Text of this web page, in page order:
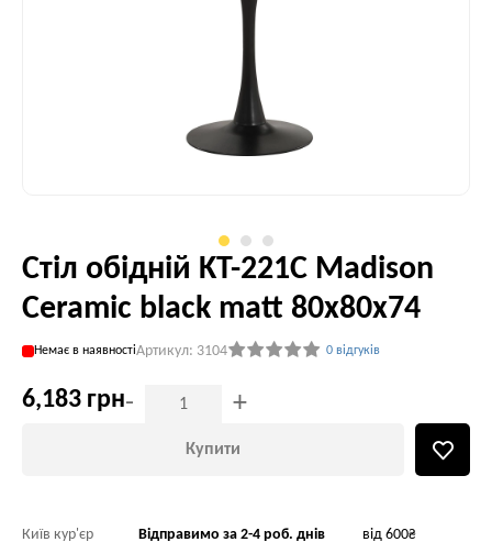
Стіл обідній KT-221C Madison
Ceramic black matt 80x80x74
Немає в наявностіАртикул: 3104 0 відгуків
6,183 грн- +
Купити
Київ кур'єр Відправимо за 2-4 роб. днів від 600₴